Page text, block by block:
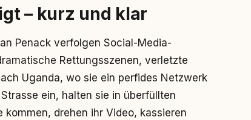
– kurz und klar
Penack verfolgen Social-Media-
Rettungsszenen, verletzte
Uganda, wo sie ein perfides Netzwerk
ein, halten sie in überfüllten
kommen, drehen ihr Video, kassieren